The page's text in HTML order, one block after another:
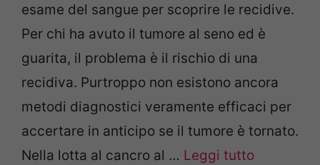
esame del sangue per scoprire le recidive.
Per chi ha avuto il tumore al seno ed è
guarita, il problema è il rischio di una
recidiva. Purtroppo non esistono ancora
metodi diagnostici veramente efficaci per
accertare in anticipo se il tumore è tornato.
Nella lotta al cancro al … Leggi tutto